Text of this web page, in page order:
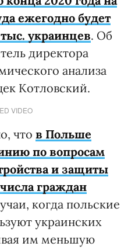
ежегодно будет
украинцев. Об
директора
анализа
Котловский.
VIDEO
что в Польше
по вопросам
и защиты
граждан
когда польские
украинских
им меньшую